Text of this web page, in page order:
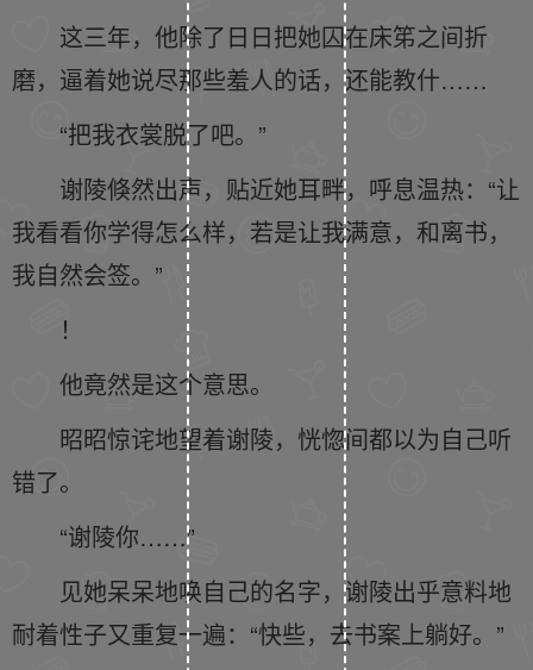
这三年，他除了日日把她囚在床笫之间折
磨，逼着她说尽那些羞人的话，还能教什……
“把我衣裳脱了吧。”
谢陵倏然出声，贴近她耳畔，呼息温热：“让
我看看你学得怎么样，若是让我满意，和离书，
我自然会签。”
！
他竟然是这个意思。
昭昭惊诧地望着谢陵，恍惚间都以为自己听
错了。
“谢陵你……”
见她呆呆地唤自己的名字，谢陵出乎意料地
耐着性子又重复一遍：“快些，去书案上躺好。”